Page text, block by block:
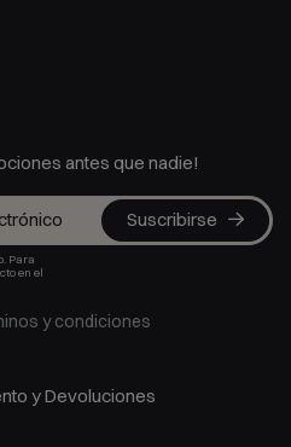
antes que nadie!
Suscribirse
Para
en el
y condiciones
y Devoluciones